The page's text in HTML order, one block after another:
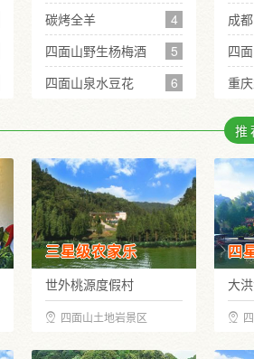
碳烤全羊
4
四面山野生杨梅酒
5
四面山泉水豆花
6
成
重
推
三星级农家乐
世外桃源度假村
四面山土地岩景区
四
大